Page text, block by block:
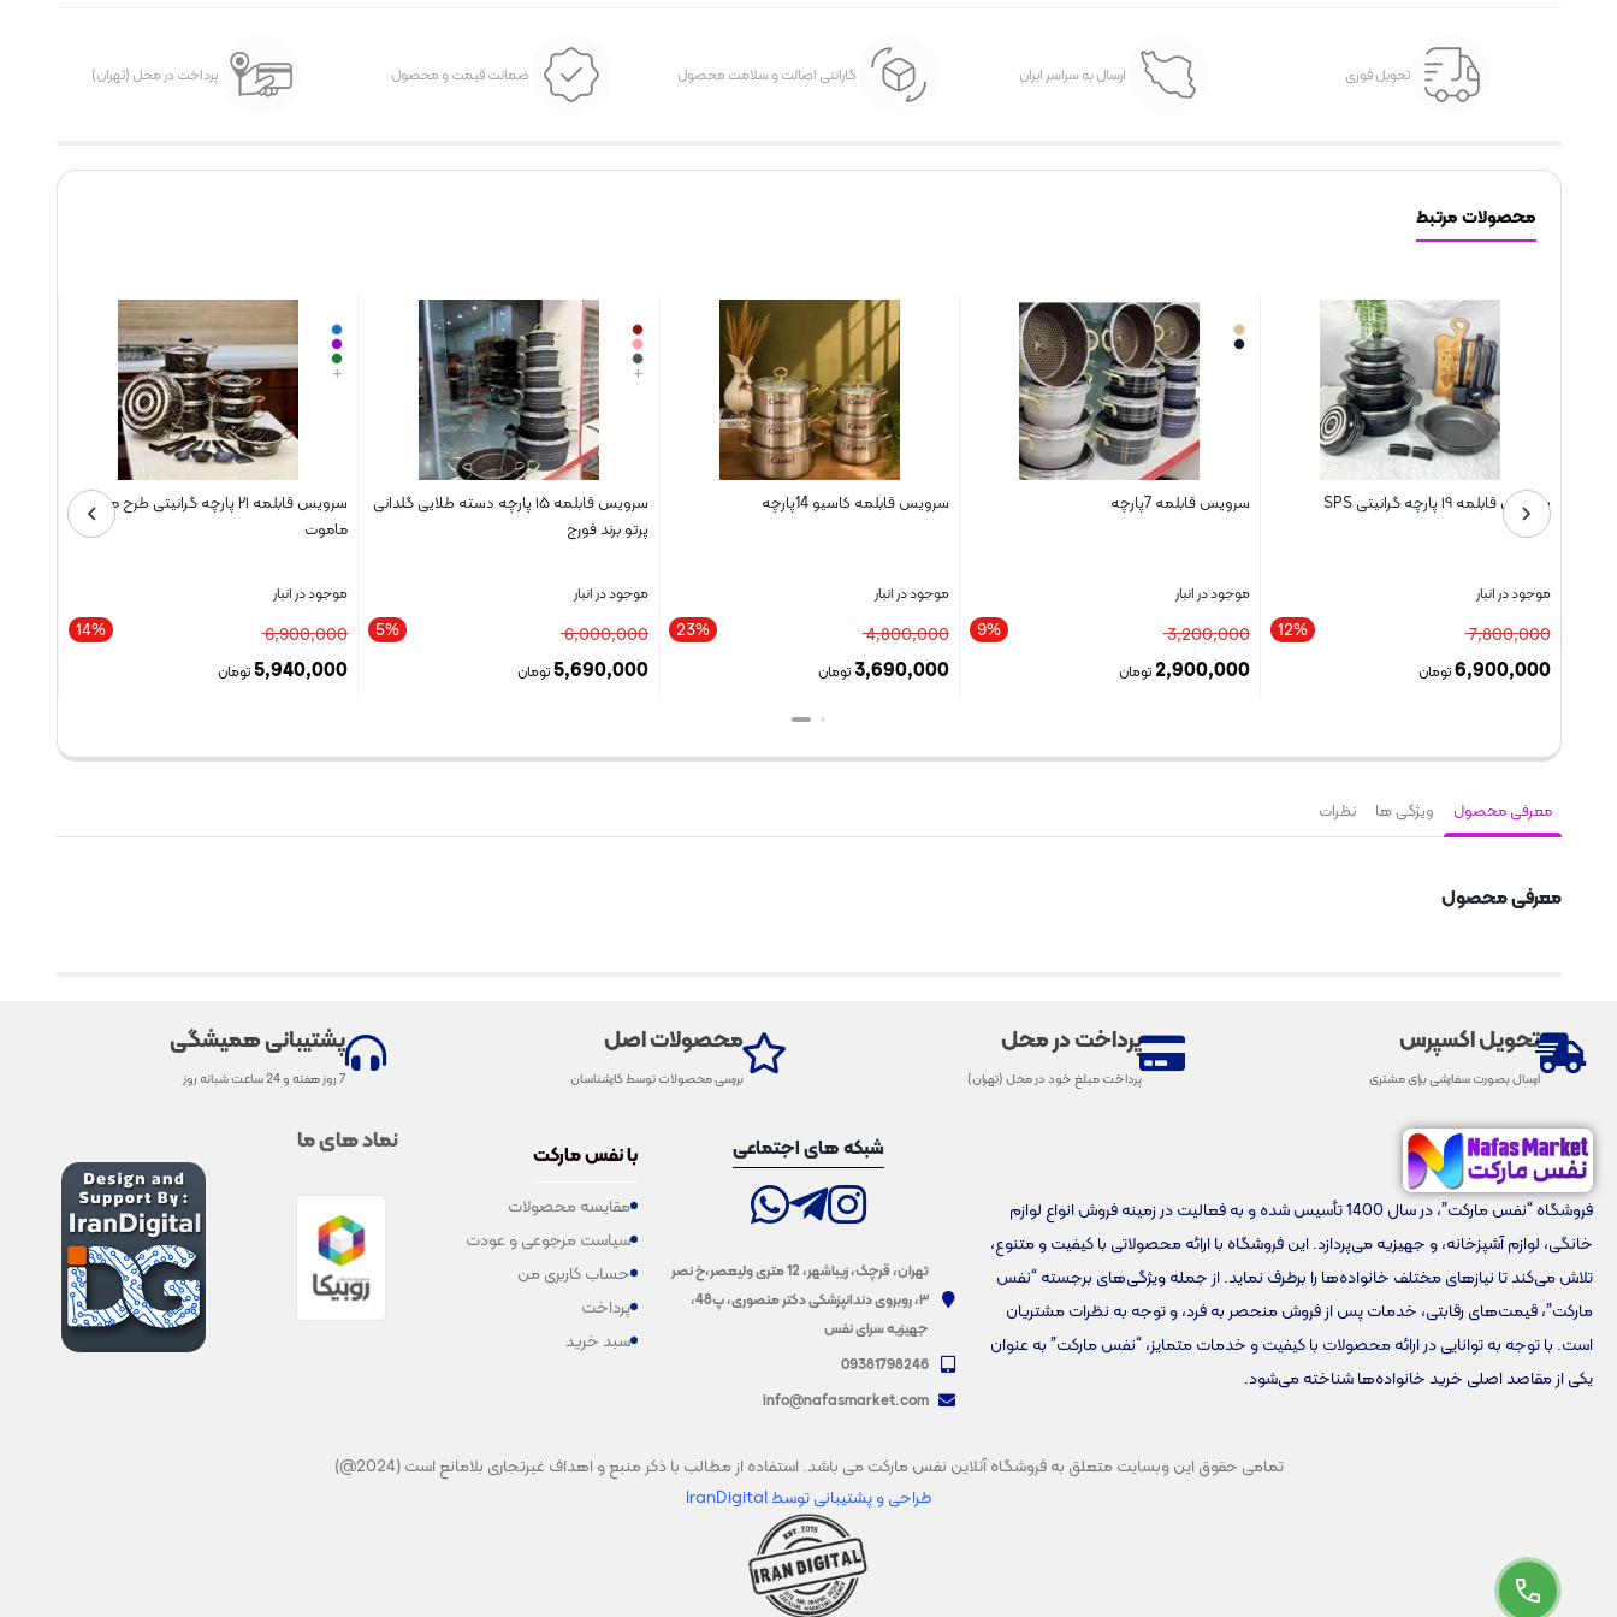
تحویل فوری ارسال به سراسر ایران گارانتی اصالت و سلامت محصول ضمانت قیمت و محصول پرداخت در محل (تهران)
محصولات مرتبط
سرویس قابلمه ۱۹ پارچه گرانیتی SPS
موجود در انبار
12% 7,800,000
6,900,000تومان
سرویس قابلمه 7پارچه
موجود در انبار
9% 3,200,000
2,900,000 تومان
سرویس قابلمه کاسیو 14پارچه
موجود در انبار
23% 4,800,000
3,690,000 تومان
سرویس قابلمه ۱۵ پارچه دسته طلایی گلدانی
پرتو برند فورج
موجود در انبار
5% 6,000,000
5,690,000تومان
+
سرویس قابلمه ۲۱ پارچه گرانیتی طرح ماربل
ماموت
موجود در انبار
14% 6,900,000
5,940,000تومان
+
معرفی محصول ویژگی ها نظرات
معرفی محصول
تحویل اکسپرس
ارسال بصورت سفارشی برای مشتری
پرداخت در محل
پرداخت مبلغ خود در محل (تهران)
محصولات اصل
بررسی محصولات توسط کارشناسان
پشتیبانی همیشگی
7 روز هفته و 24 ساعت شبانه روز
فروشگاه “نفس مارکت”، در سال 1400 تأسیس شده و به فعالیت در زمینه فروش انواع لوازم
خانگی، لوازم آشپزخانه، و جهیزیه می‌پردازد. این فروشگاه با ارائه محصولاتی با کیفیت و متنوع،
تلاش می‌کند تا نیازهای مختلف خانواده‌ها را برطرف نماید. از جمله ویژگی‌های برجسته “نفس
مارکت”، قیمت‌های رقابتی، خدمات پس از فروش منحصر به فرد، و توجه به نظرات مشتریان
است. با توجه به توانایی در ارائه محصولات با کیفیت و خدمات متمایز، “نفس مارکت” به عنوان
یکی از مقاصد اصلی خرید خانواده‌ها شناخته می‌شود.
شبکه های اجتماعی
تهران، قرچک، زیباشهر، 12 متری ولیعصر،خ نصر
۳، روبروی دندانپزشکی دکتر منصوری، پ48،
جهیزیه سرای نفس
09381798246
info@nafasmarket.com
با نفس مارکت
مقایسه محصولات
سیاست مرجوعی و عودت
حساب کاربری من
پرداخت
سبد خرید
نماد های ما
تمامی حقوق این وبسایت متعلق به فروشگاه آنلاین نفس مارکت می باشد. استفاده از مطالب با ذکر منبع و اهداف غیرتجاری بلامانع است (2024@)
طراحی و پشتیبانیتوسط IranDigital